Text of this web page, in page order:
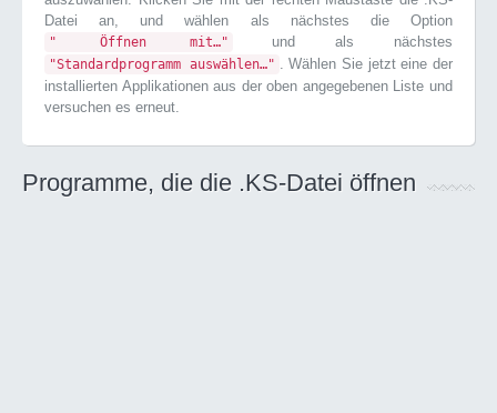
Datei an, und wählen als nächstes die Option
" Öffnen mit…" und als nächstes
"Standardprogramm auswählen…" . Wählen Sie jetzt eine der
installierten Applikationen aus der oben angegebenen Liste und
versuchen es erneut.
Programme, die die .KS-Datei öffnen